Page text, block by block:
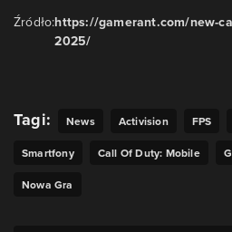
Źródło:https://gamerant.com/new-
2025/
Tagi: News Activision FPS
Smartfony
Call Of Duty: Mobile
Nowa Gra